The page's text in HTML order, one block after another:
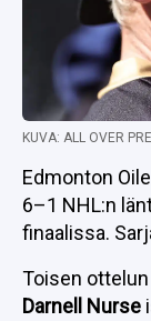
KUVA: ALL OVER
Edmonton
6–1 NHL:n
finaalissa.
Toisen
Darnell Nurse